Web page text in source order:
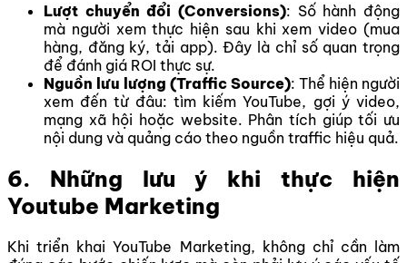
Lượt chuyển đổi (Conversions): Số hành động
mà người xem thực hiện sau khi xem video (mua
hàng, đăng ký, tải app). Đây là chỉ số quan trọng
để đánh giá ROI thực sự.
Nguồn lưu lượng (Traffic Source): Thể hiện người
xem đến từ đâu: tìm kiếm YouTube, gợi ý video,
mạng xã hội hoặc website. Phân tích giúp tối ưu
nội dung và quảng cáo theo nguồn traffic hiệu quả.
6. Những lưu ý khi thực hiện
Youtube Marketing
Khi triển khai YouTube Marketing, không chỉ cần làm